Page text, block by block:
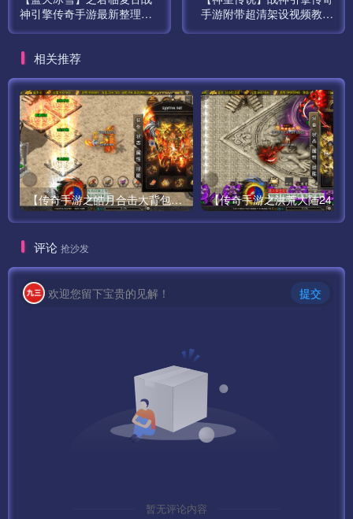
神引擎传奇手游最新整理附
台工具+苹果安卓双端！
手游附带超清架设视频教程
相关推荐
【传奇手游之皓月合击大背包-[白猪3.0]-免授权版】经典三职业复古特色战神引擎传奇手游-最新打包Win服务端源码视频架设教程-新版GM多功能网页授权物品后台-GM直冲网页后台-苹果IOS安卓双端版本！
评论 抢沙发
欢迎您留下宝贵的见解！ 提交
暂无评论内容